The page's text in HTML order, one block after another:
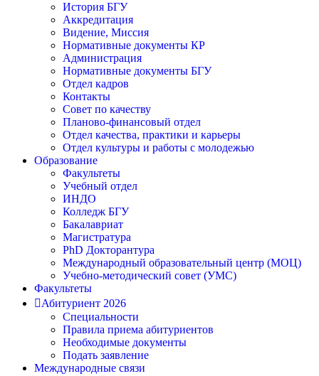
История БГУ
Аккредитация
Видение, Миссия
Нормативные документы КР
Администрация
Нормативные документы БГУ
Отдел кадров
Контакты
Совет по качеству
Планово-финансовый отдел
Отдел качества, практики и карьеры
Отдел культуры и работы с молодежью
Образование
Факультеты
Учебный отдел
ИНДО
Колледж БГУ
Бакалавриат
Магистратура
PhD Докторантура
Международный образовательный центр (МОЦ)
Учебно-методический совет (УМС)
Факультеты
Абитуриент 2026
Специальности
Правила приема абитуриентов
Необходимые документы
Подать заявление
Международные связи